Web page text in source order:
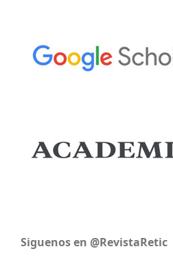
Siguenos en @RevistaRetic